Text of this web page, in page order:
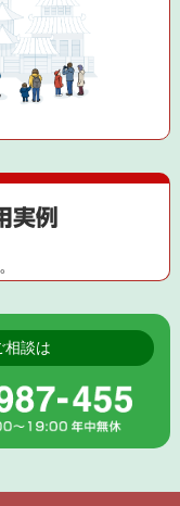
実例
相談は